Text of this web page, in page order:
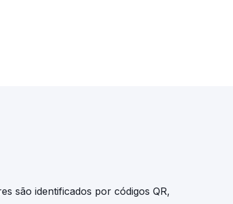
são identificados por códigos QR,